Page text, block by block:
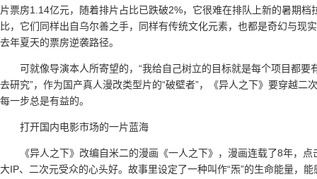
片票房1.14亿元，随着排片占比已跌破2%，它很难在排队上新的暑期
比，它们同样出自乌尔善之手，同样有传统文化元素，也都是奇幻与现
去年夏天的票房逆袭路径。
可就像导演本人所寄望的，“我给自己树立的目标就是每个项目都
去研究”，作为国产真人漫改类型片的“破壁者”，《异人之下》要穿越
每一步总是有益的。
打开国内电影市场的一片蓝海
《异人之下》改编自米二的漫画《一人之下》，漫画连载了8年，
大IP、二次元受众的心头好。故事里设定了一种叫作“炁”的生命能量，